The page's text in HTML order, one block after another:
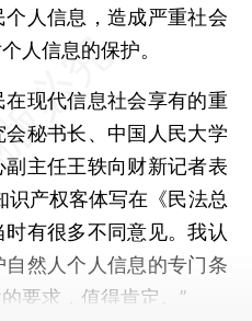
人信息，造成严重社会
人信息的保护。
在现代信息社会享有的重
秘书长、中国人民大学
主任王轶向财新记者表
识产权客体写在《民法总
有很多不同意见。我认
然人个人信息的专门条
要求，值得肯定。”